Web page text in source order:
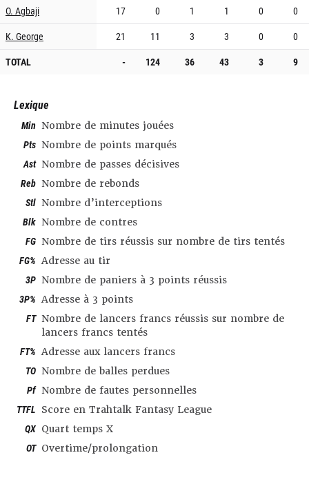
O. Agbaji
17 0 1 1 0
0
K. George
21 11 3 3 0
0
TOTAL
- 124 36 43 3 9
Lexique
Min Nombre de minutes jouées
Pts Nombre de points marqués
Ast Nombre de passes décisives
Reb Nombre de rebonds
Stl Nombre d’interceptions
Blk Nombre de contres
FG Nombre de tirs réussis sur nombre de tirs tentés
FG% Adresse au tir
3P Nombre de paniers à 3 points réussis
3P% Adresse à 3 points
FT Nombre de lancers francs réussis sur nombre de
lancers francs tentés
FT% Adresse aux lancers francs
TO Nombre de balles perdues
Pf Nombre de fautes personnelles
TTFL Score en Trahtalk Fantasy League
QX Quart temps X
OT Overtime/prolongation